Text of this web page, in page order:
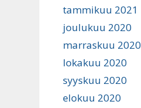
tammikuu 2021
joulukuu 2020
marraskuu 2020
lokakuu 2020
syyskuu 2020
elokuu 2020